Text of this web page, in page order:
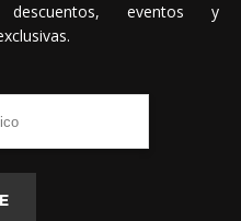
descuentos, eventos y